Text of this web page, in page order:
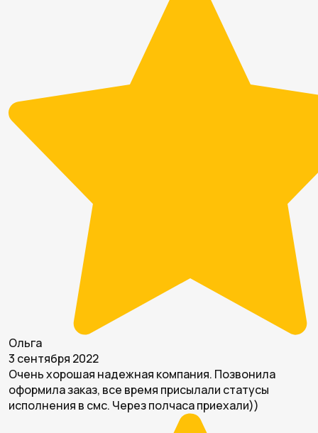
Ольга
3 сентября 2022
Очень хорошая надежная компания. Позвонила
оформила заказ, все время присылали статусы
исполнения в смс. Через полчаса приехали))